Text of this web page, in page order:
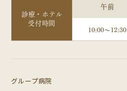
診療・ホテル
受付時間
午前
10:00～12:30
グループ病院